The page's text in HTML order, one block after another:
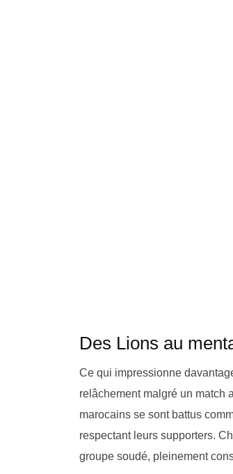
Des Lions au
Ce qui impressionne
relâchement malgré un match
marocains se sont battus
respectant leurs supporters.
groupe soudé, pleinement